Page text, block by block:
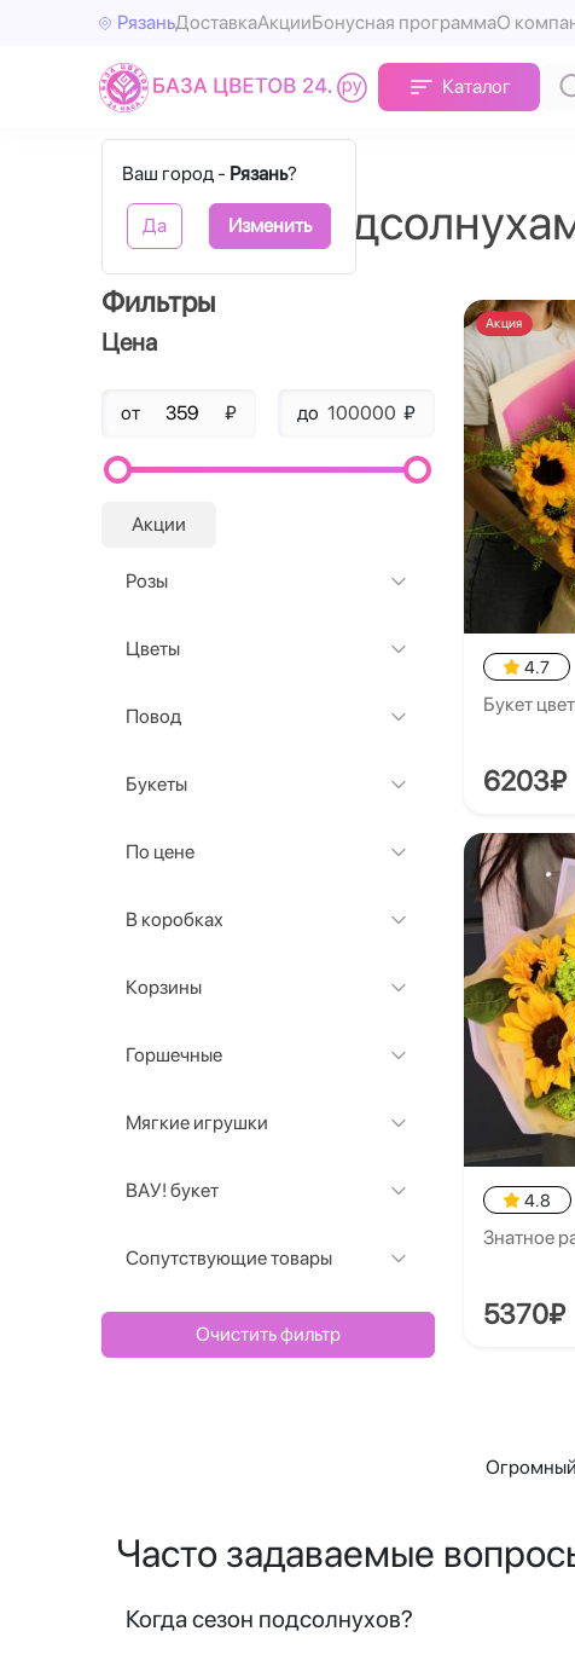
РязаньДоставкаАкцииБонусная программаО
Каталог
Ваш город - Рязань?
Да Изменить
Букеты с
Фильтры
Цена
от ₽ до ₽
Акции
Розы
Цветы
Повод
Букеты
По цене
В коробках
Корзины
Горшечные
Мягкие игрушки
ВАУ! букет
Сопутствующие товары
Очистить фильтр
Акция
4.7
Букет
6203₽
4.8
Знатное
5370₽
Огромный
Часто задаваемые
Когда сезон подсолнухов?